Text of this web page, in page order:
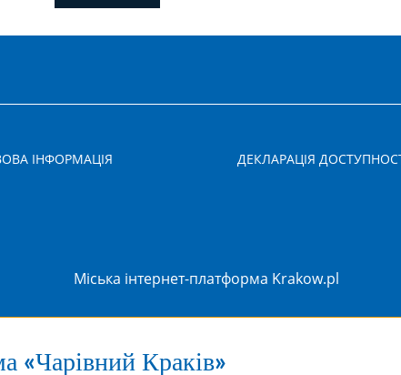
ІНФОРМАЦІЯ ДЕКЛАРАЦІЯ
Міська інтернет-платформа Krakow.pl
«Чарівний Краків»